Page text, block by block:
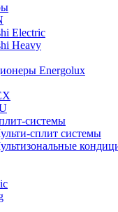
Electric
Heavy
Energolux
системы
сплит системы